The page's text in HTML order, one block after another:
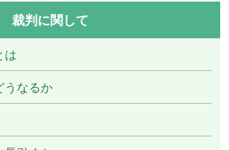
裁判に関して
は
うなるか